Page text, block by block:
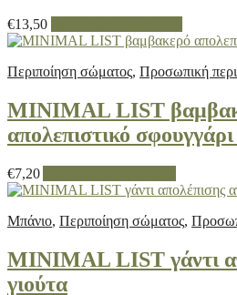
€13,50
Περιποίηση σώματος, Προσωπική
MINIMAL LIST
απολεπιστικό
€7,20
Μπάνιο, Περιποίηση σώματος,
MINIMAL LIST γάντι
γιούτα